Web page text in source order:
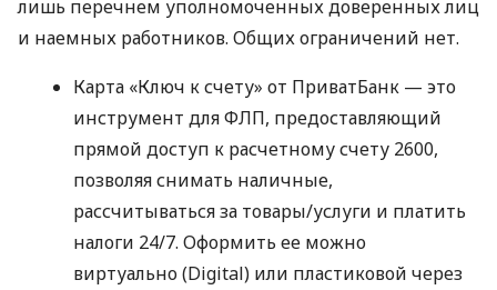
лишь перечнем уполномоченных доверенных лиц
и наемных работников. Общих ограничений нет.
Карта «Ключ к счету» от ПриватБанк — это
инструмент для ФЛП, предоставляющий
прямой доступ к расчетному счету 2600,
позволяя снимать наличные,
рассчитываться за товары/услуги и платить
налоги 24/7. Оформить ее можно
виртуально (Digital) или пластиковой через